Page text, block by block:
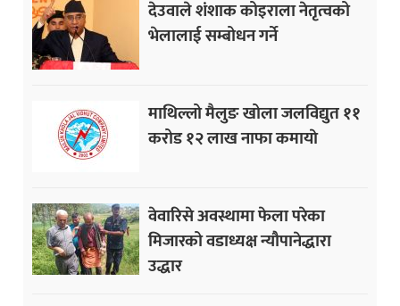
देउवाले शंशाक कोइराला नेतृत्वको
भेलालाई सम्बोधन गर्ने
माथिल्लो मैलुङ खोला जलविद्युत ११
करोड १२ लाख नाफा कमायाे
वेवारिसे अवस्थामा फेला परेका
मिजारको वडाध्यक्ष न्यौपानेद्धारा
उद्धार